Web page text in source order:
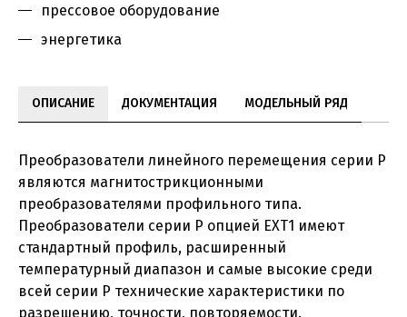
прессовое оборудование
энергетика
ОПИСАНИЕ ДОКУМЕНТАЦИЯ МОДЕЛЬНЫЙ РЯД
Преобразователи линейного перемещения серии P
являются магнитострикционными
преобразователями профильного типа.
Преобразователи серии P опцией EXT1 имеют
стандартный профиль, расширенный
температурный диапазон и самые высокие среди
всей серии P технические характеристики по
разрешению, точности, повторяемости.